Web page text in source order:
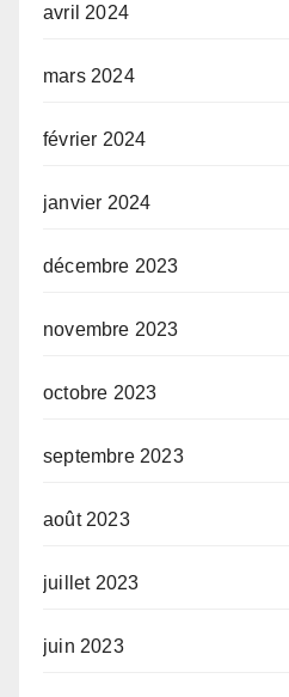
avril 2024
mars 2024
février 2024
janvier 2024
décembre 2023
novembre 2023
octobre 2023
septembre 2023
août 2023
juillet 2023
juin 2023